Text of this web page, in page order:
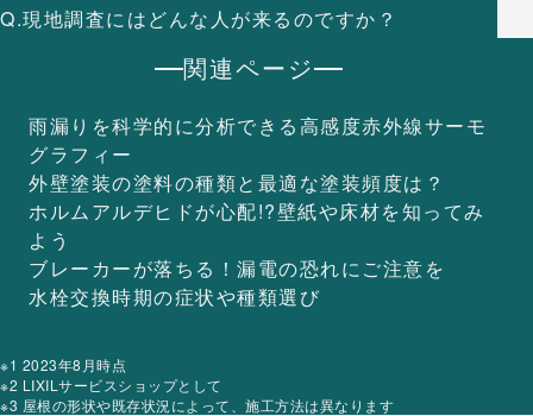
Q.現地調査にはどんな人が来るのですか？
関連ページ
雨漏りを科学的に分析できる高感度赤外線サーモ
グラフィー
外壁塗装の塗料の種類と 最適な塗装頻度は？
ホルムアルデヒドが心配!?壁紙や床材を知ってみ
よう
ブレーカーが落ちる！ 漏電の恐れにご注意を
水栓交換時期の症状や種類選び
※1 2023年8月時点
※2 LIXILサービスショップとして
※3 屋根の形状や既存状況によって、施工方法は異なります